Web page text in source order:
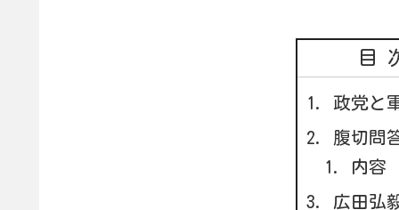
目
政党と
腹切問
内容
広田弘